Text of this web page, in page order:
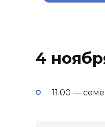
4
11.00 —